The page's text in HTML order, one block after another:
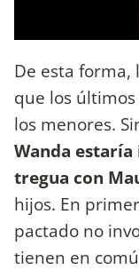
De esta forma,
que los
los menores.
Wanda
tregua con
hijos. En
pactado no
tienen en